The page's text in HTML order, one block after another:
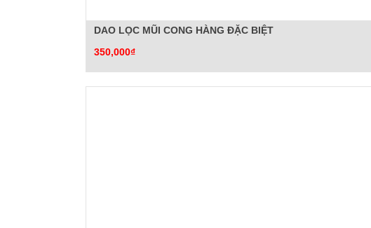
DAO LỌC MŨI CONG HÀNG ĐẶC BIỆT
350,000₫